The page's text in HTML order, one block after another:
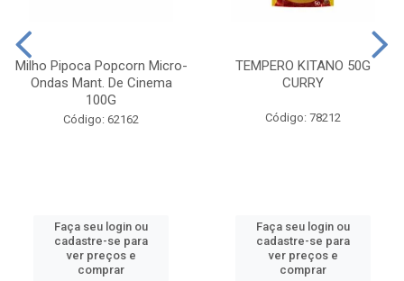
Milho Pipoca Popcorn Micro-
Ondas Mant. De Cinema
100G
Código: 62162
Faça seu login ou
cadastre-se para
ver preços e
comprar
TEMPERO KITANO 50G
CURRY
Código: 78212
Faça seu login ou
cadastre-se para
ver preços e
comprar